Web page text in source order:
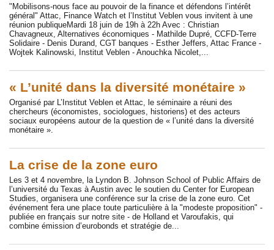
"Mobilisons-nous face au pouvoir de la finance et défendons l’intérêt
général" Attac, Finance Watch et l’Institut Veblen vous invitent à une
réunion publiqueMardi 18 juin de 19h à 22h Avec : Christian
Chavagneux, Alternatives économiques - Mathilde Dupré, CCFD-Terre
Solidaire - Denis Durand, CGT banques - Esther Jeffers, Attac France -
Wojtek Kalinowski, Institut Veblen - Anouchka Nicolet,...
« L’unité dans la diversité monétaire »
Organisé par L’Institut Veblen et Attac, le séminaire a réuni des
chercheurs (économistes, sociologues, historiens) et des acteurs
sociaux européens autour de la question de « l’unité dans la diversité
monétaire ».
La crise de la zone euro
Les 3 et 4 novembre, la Lyndon B. Johnson School of Public Affairs de
l’université du Texas à Austin avec le soutien du Center for European
Studies, organisera une conférence sur la crise de la zone euro. Cet
événement fera une place toute particulière à la "modeste proposition" -
publiée en français sur notre site - de Holland et Varoufakis, qui
combine émission d’eurobonds et stratégie de...